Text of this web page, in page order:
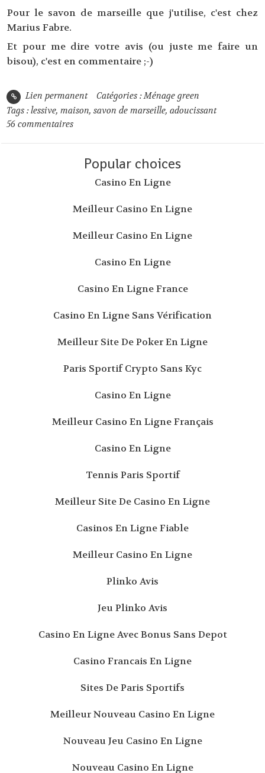
Pour le savon de marseille que j'utilise, c'est chez
Marius Fabre.
Et pour me dire votre avis (ou juste me faire un
bisou), c'est en commentaire ;-)
Lien permanent Catégories :Ménage green
Tags :lessive,maison,savon de marseille,adoucissant
56 commentaires
Popular choices
Casino En Ligne
Meilleur Casino En Ligne
Meilleur Casino En Ligne
Casino En Ligne
Casino En Ligne France
Casino En Ligne Sans Vérification
Meilleur Site De Poker En Ligne
Paris Sportif Crypto Sans Kyc
Casino En Ligne
Meilleur Casino En Ligne Français
Casino En Ligne
Tennis Paris Sportif
Meilleur Site De Casino En Ligne
Casinos En Ligne Fiable
Meilleur Casino En Ligne
Plinko Avis
Jeu Plinko Avis
Casino En Ligne Avec Bonus Sans Depot
Casino Francais En Ligne
Sites De Paris Sportifs
Meilleur Nouveau Casino En Ligne
Nouveau Jeu Casino En Ligne
Nouveau Casino En Ligne